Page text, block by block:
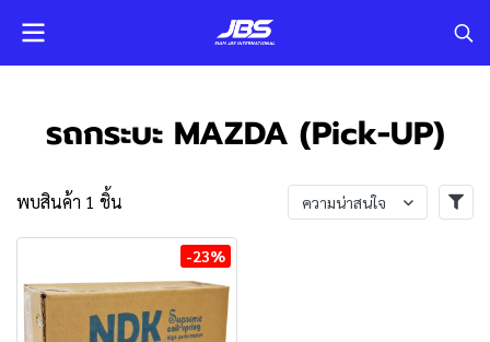
รถกระบะ MAZDA (Pick-UP)
พบสินค้า 1 ชิ้น ความน่าสนใจ
-23%